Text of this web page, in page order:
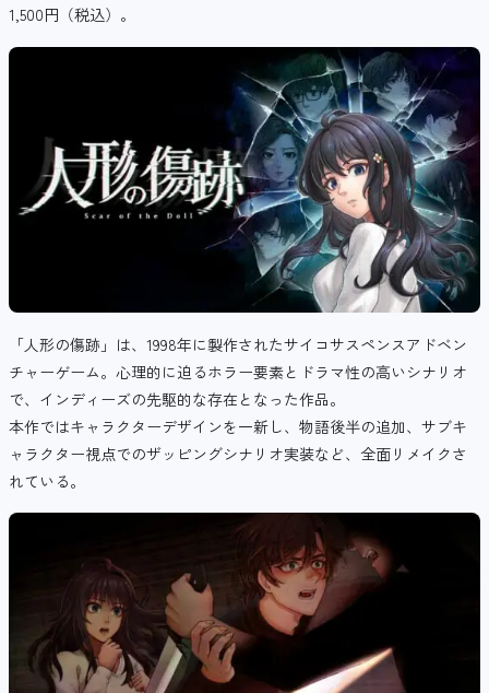
1,500円（税込）。
「人形の傷跡」は、1998年に製作されたサイコサスペンスアドベン
チャーゲーム。心理的に迫るホラー要素とドラマ性の高いシナリオ
で、インディーズの先駆的な存在となった作品。
本作ではキャラクターデザインを一新し、物語後半の追加、サブキ
ャラクター視点でのザッピングシナリオ実装など、全面リメイクさ
れている。